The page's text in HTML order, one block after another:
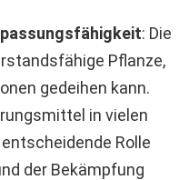
: Die
Pflanze,
gedeihen kann.
in vielen
Rolle
der Bekämpfung